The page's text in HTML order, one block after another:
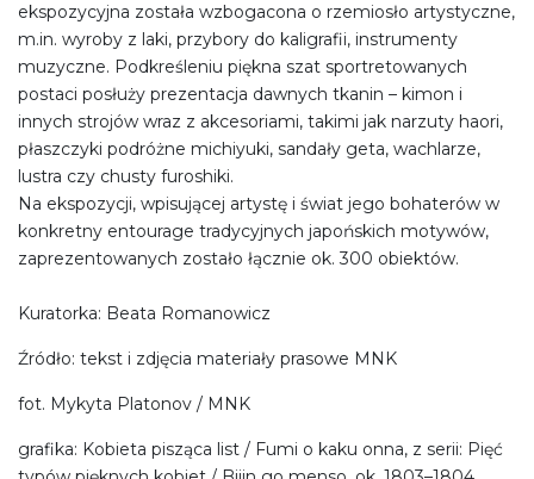
ekspozycyjna została wzbogacona o rzemiosło artystyczne,
m.in. wyroby z laki, przybory do kaligrafii, instrumenty
muzyczne. Podkreśleniu piękna szat sportretowanych
postaci posłuży prezentacja dawnych tkanin – kimon i
innych strojów wraz z akcesoriami, takimi jak narzuty haori,
płaszczyki podróżne michiyuki, sandały geta, wachlarze,
lustra czy chusty furoshiki.
Na ekspozycji, wpisującej artystę i świat jego bohaterów w
konkretny entourage tradycyjnych japońskich motywów,
zaprezentowanych zostało łącznie ok. 300 obiektów.
Kuratorka: Beata Romanowicz
Źródło: tekst i zdjęcia materiały prasowe MNK
fot. Mykyta Platonov / MNK
grafika: Kobieta pisząca list / Fumi o kaku onna, z serii: Pięć